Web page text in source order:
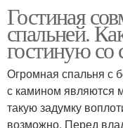
Гостиная
спальней.
гостиную со
Огромная спальня с
с камином являются
такую задумку
возможно. Перед